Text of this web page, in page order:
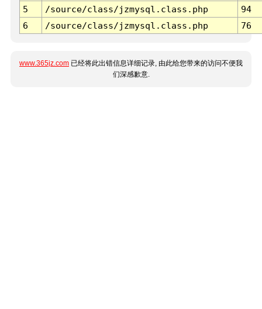
5
/source/class/jzmysql.class.php
94
6
/source/class/jzmysql.class.php 76
www.365jz.com 已经将此出错信息详细记录, 由此给您带来的访问不便我
们深感歉意.